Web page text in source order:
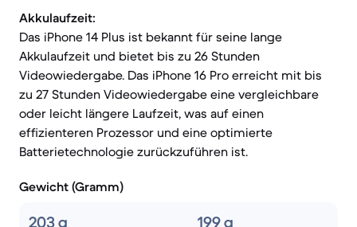
Akkulaufzeit:
Das iPhone 14 Plus ist bekannt für seine lange
Akkulaufzeit und bietet bis zu 26 Stunden
Videowiedergabe. Das iPhone 16 Pro erreicht mit bis
zu 27 Stunden Videowiedergabe eine vergleichbare
oder leicht längere Laufzeit, was auf einen
effizienteren Prozessor und eine optimierte
Batterietechnologie zurückzuführen ist.
Gewicht (Gramm)
203 g 199 g